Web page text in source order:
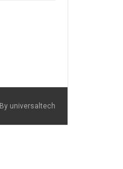
By universaltech